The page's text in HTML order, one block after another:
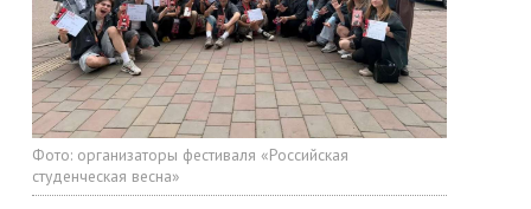
Фото: организаторы фестиваля «Российская
студенческая весна»